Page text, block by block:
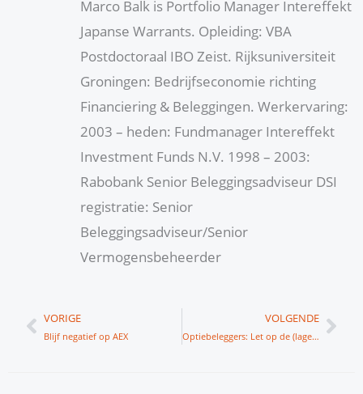
Marco Balk is Portfolio Manager Intereffekt
Japanse Warrants. Opleiding: VBA
Postdoctoraal IBO Zeist. Rijksuniversiteit
Groningen: Bedrijfseconomie richting
Financiering & Beleggingen. Werkervaring:
2003 – heden: Fundmanager Intereffekt
Investment Funds N.V. 1998 – 2003:
Rabobank Senior Beleggingsadviseur DSI
registratie: Senior
Beleggingsadviseur/Senior
Vermogensbeheerder
Vorige
VORIGE
Blijf negatief op AEX
VOLGENDE
Optiebeleggers: Let op de (lage) vollie